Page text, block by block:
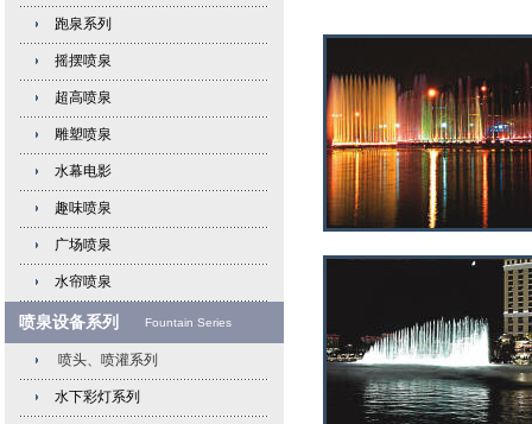
跑泉系列
摇摆喷泉
超高喷泉
雕塑喷泉
水幕电影
趣味喷泉
广场喷泉
水帘喷泉
喷泉设备系列 Fountain Series
喷头、喷灌系列
水下彩灯系列